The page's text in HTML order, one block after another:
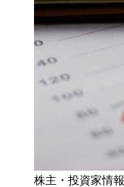
株主・投資家情報